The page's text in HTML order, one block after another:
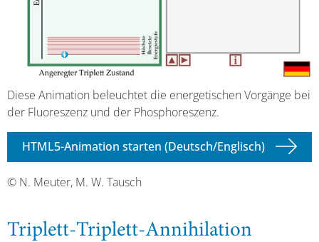
Diese Animation beleuchtet die energetischen Vorgänge bei
der Fluoreszenz und der Phosphoreszenz.
HTML5-Animation starten (Deutsch/Englisch)
© N. Meuter, M. W. Tausch
Triplett-Triplett-Annihilation